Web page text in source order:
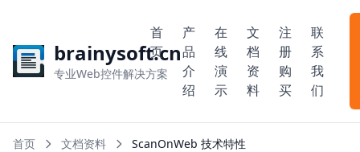
brainysoft.cn
专业Web控件解决方案
首
页
产
品
介
绍
在
线
演
示
文
档
资
料
注
册
购
买
联
系
我
们
首页 文档资料 ScanOnWeb 技术特性